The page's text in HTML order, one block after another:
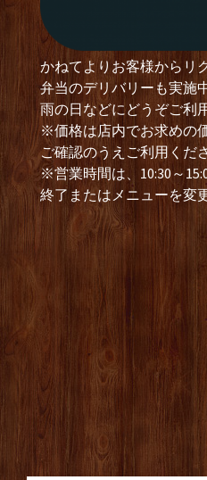
かねてよりお客様からリ
弁当のデリバリーも実施
雨の日などにどうぞご利
※価格は店内でお求めの
ご確認のうえご利用くだ
※営業時間は、10:30～
終了またはメニューを変